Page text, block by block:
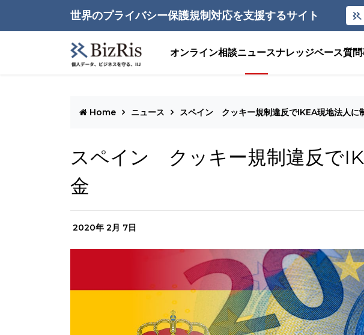
世界のプライバシー保護規制対応を支援するサイト
オンライン相談ニュースナレッジベース質問
Home ニュース スペイン クッキー規制違反でIKEA現地法人に
スペイン クッキー規制違反で
金
2020年 2月 7日